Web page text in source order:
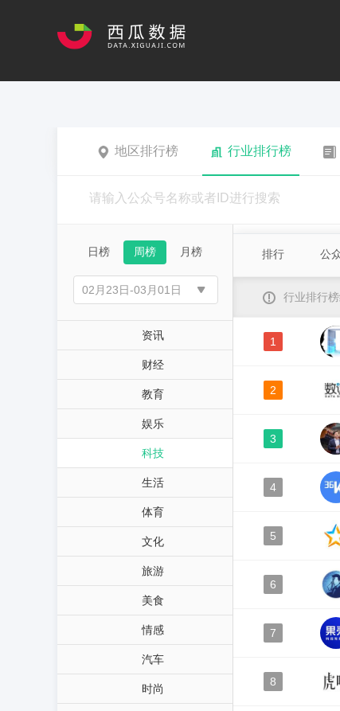
地区排行榜 行业排行榜
日榜 周榜 月榜
资讯
财经
教育
娱乐
科技
生活
体育
文化
旅游
美食
情感
汽车
时尚
排行 公
行业排行
1
2
3
4
5
6
7
8